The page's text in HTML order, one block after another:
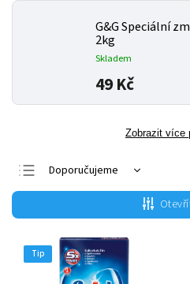
G&G Speciální
2kg
Skladem
49 Kč
Zobrazit více
Doporučujeme
Nejlevnější
Nejdražší
Nejprodávanější
Abecedně
Tip